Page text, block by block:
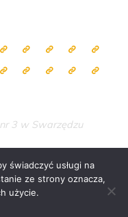
3 w Swarzędzu
WordPress
świadczyć usługi na
ze strony oznacza,
użycie.